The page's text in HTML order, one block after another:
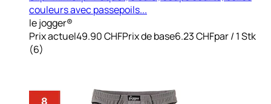
couleurs avec passepoils...
le jogger®
Prix actuel49.90 CHFPrix de base6.23 CHFpar/ 1 Stk
(6)